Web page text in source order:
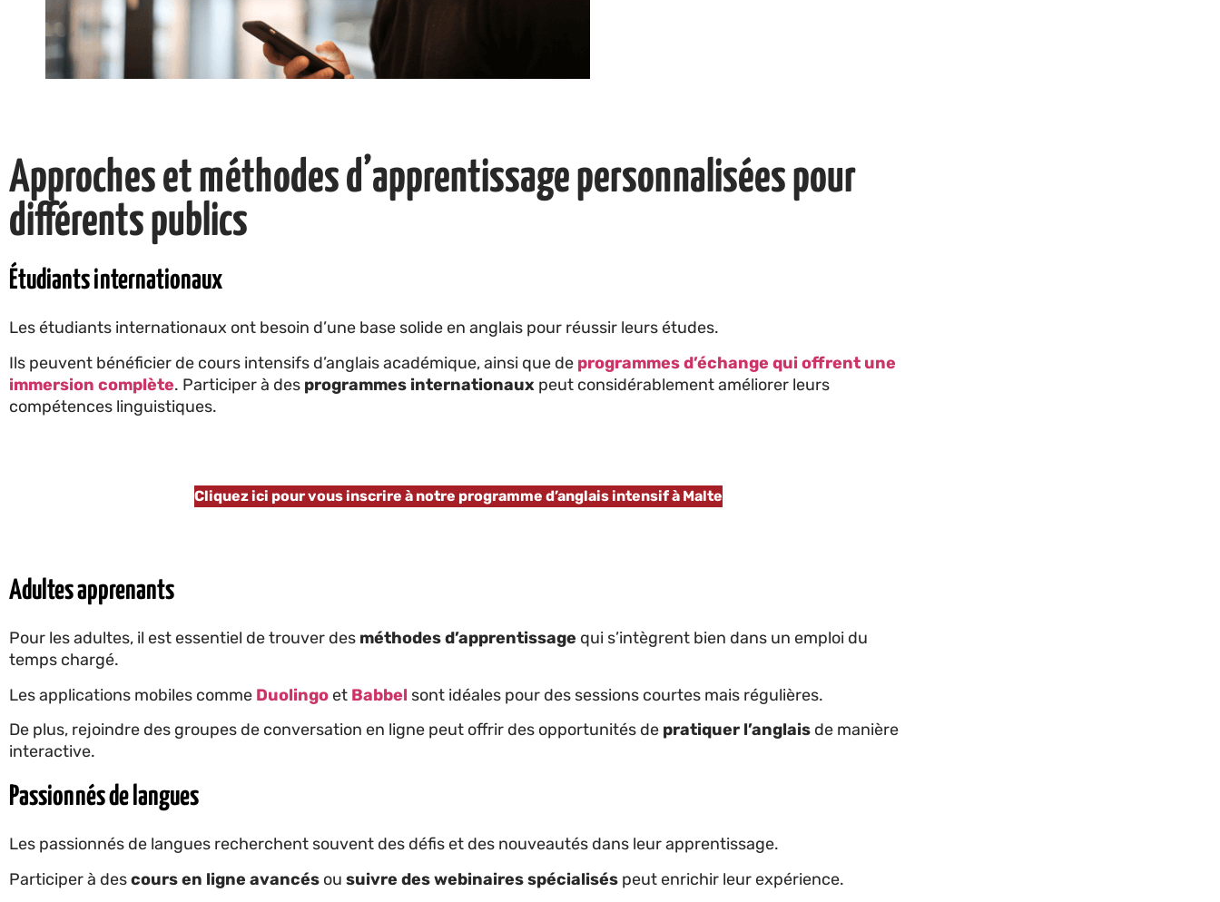
Approches et méthodes d’apprentissage personnalisées pour
différents publics
Étudiants internationaux
Les étudiants internationaux ont besoin d’une base solide en anglais pour réussir leurs études.
Ils peuvent bénéficier de cours intensifs d’anglais académique, ainsi que de programmes d’échange qui offrent une
immersion complète. Participer à des programmes internationaux peut considérablement améliorer leurs
compétences linguistiques.
Cliquez ici pour vous inscrire à notre programme d’anglais intensif à Malte
Adultes apprenants
Pour les adultes, il est essentiel de trouver des méthodes d’apprentissage qui s’intègrent bien dans un emploi du
temps chargé.
Les applications mobiles comme Duolingo et Babbel sont idéales pour des sessions courtes mais régulières.
De plus, rejoindre des groupes de conversation en ligne peut offrir des opportunités de pratiquer l’anglais de manière
interactive.
Passionnés de langues
Les passionnés de langues recherchent souvent des défis et des nouveautés dans leur apprentissage.
Participer à descours en ligne avancés ou suivre des webinaires spécialisés peut enrichir leur expérience.